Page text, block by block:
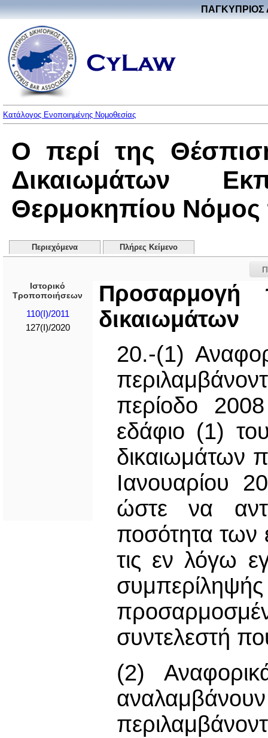
ΠΑΓΚΥΠΡΙΟΣ
Κατάλογος Ενοποιημένης Νομοθεσίας
Ο περί της
Δικαιωμάτων
Θερμοκηπίου Νόμος
Περιεχόμενα Πλήρες Κείμενο
Ιστορικό
Τροποποιήσεων
110(I)/2011
127(I)/2020
Προσαρμογή
δικαιωμάτων
20.-(1)
περίοδο
εδάφιο (1)
δικαιωμάτων
Ιανουαρίου
ώστε να
ποσότητα των
τις εν λόγω
συντελεστή
(2)